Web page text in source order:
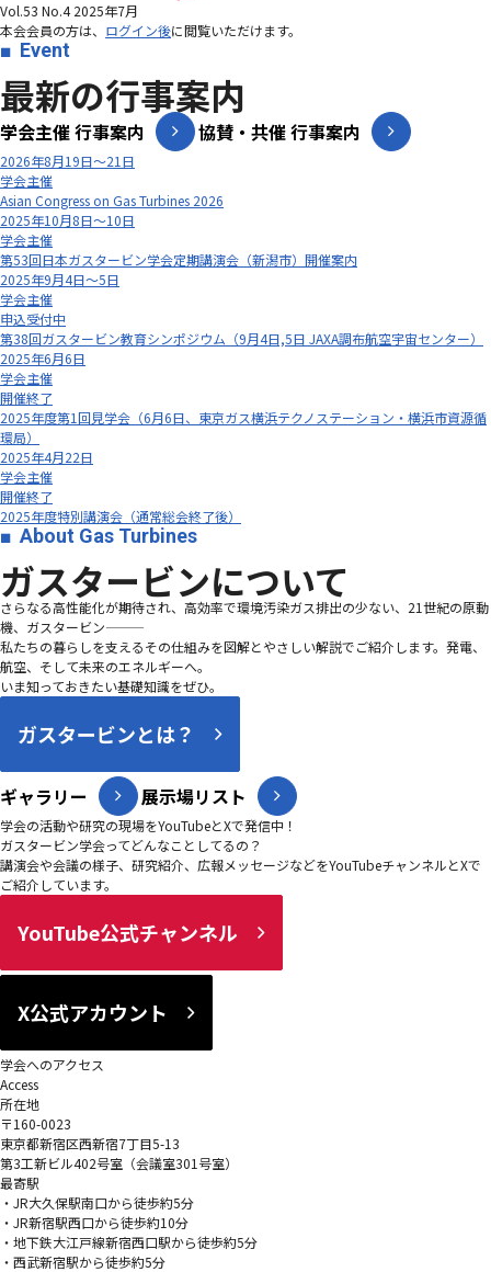
Vol.53 No.4 2025年7月
本会会員の方は、 ログイン後に閲覧いただけます。
Event
最新の行事案内
学会主催 行事案内 協賛・共催 行事案内
2026年8月19日～21日
学会主催
Asian Congress on Gas Turbines 2026
2025年10月8日～10日
学会主催
第53回日本ガスタービン学会定期講演会（新潟市）開催案内
2025年9月4日～5日
学会主催
申込受付中
第38回ガスタービン教育シンポジウム（9月4日,5日 JAXA調布航空宇宙センター）
2025年6月6日
学会主催
開催終了
2025年度第1回見学会（6月6日、東京ガス横浜テクノステーション・横浜市資源循
環局）
2025年4月22日
学会主催
開催終了
2025年度特別講演会（通常総会終了後）
About Gas Turbines
ガスタービンについて
さらなる高性能化が期待され、高効率で環境汚染ガス排出の少ない、21世紀の原動
機、ガスタービン―――
私たちの暮らしを支えるその仕組みを図解とやさしい解説でご紹介します。発電、
航空、そして未来のエネルギーへ。
いま知っておきたい基礎知識をぜひ。
ガスタービンとは？
ギャラリー 展示場リスト
学会の活動や研究の現場をYouTubeとXで発信中！
ガスタービン学会ってどんなことしてるの？
講演会や会議の様子、研究紹介、広報メッセージなどをYouTubeチャンネルとXで
ご紹介しています。
YouTube公式チャンネル
X公式アカウント
学会へのアクセス
Access
所在地
〒160-0023
東京都新宿区西新宿7丁目5-13
第3工新ビル402号室（会議室301号室）
最寄駅
・JR大久保駅南口から徒歩約5分
・JR新宿駅西口から徒歩約10分
・地下鉄大江戸線新宿西口駅から徒歩約5分
・西武新宿駅から徒歩約5分